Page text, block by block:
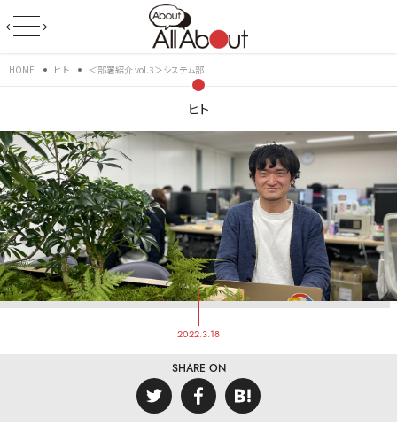
HOME ヒト ＜部署紹介 vol.3＞システム部
ヒト
2022.3.18
SHARE ON